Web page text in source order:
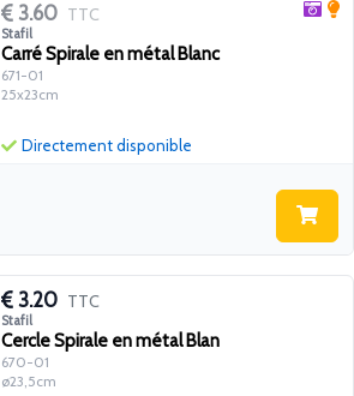
3.60 TTC
Stafil
Carré Spirale en métal Blanc
671-01
25x23cm
Directement disponible
3.20 TTC
Stafil
Cercle Spirale en métal Blan
670-01
ø23,5cm